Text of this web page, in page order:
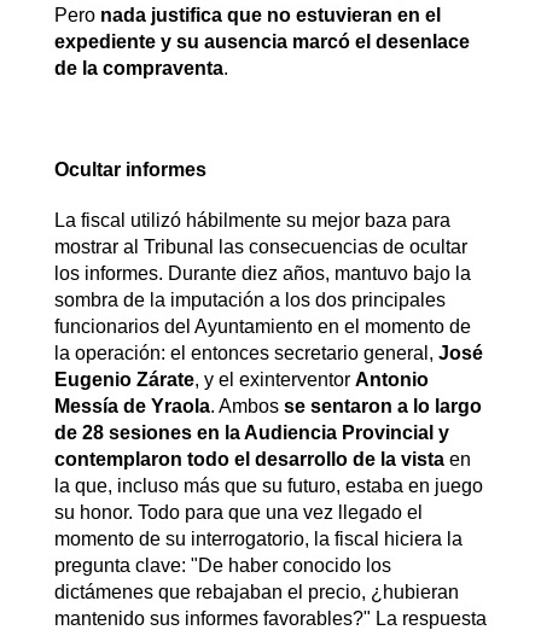
Pero nada justifica que no estuvieran en el
expediente y su ausencia marcó el desenlace
de la compraventa.
Ocultar informes
La fiscal utilizó hábilmente su mejor baza para
mostrar al Tribunal las consecuencias de ocultar
los informes. Durante diez años, mantuvo bajo la
sombra de la imputación a los dos principales
funcionarios del Ayuntamiento en el momento de
la operación: el entonces secretario general, José
Eugenio Zárate, y el exinterventor Antonio
Messía de Yraola. Ambos se sentaron a lo largo
de 28 sesiones en la Audiencia Provincial y
contemplaron todo el desarrollo de la vistaen
la que, incluso más que su futuro, estaba en juego
su honor. Todo para que una vez llegado el
momento de su interrogatorio, la fiscal hiciera la
pregunta clave: "De haber conocido los
dictámenes que rebajaban el precio, ¿hubieran
mantenido sus informes favorables?" La respuesta